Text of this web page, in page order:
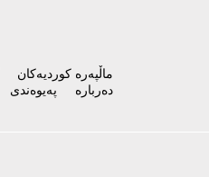
ماڵپەرە کوردیەکان
دەربارە
پەیوەندی